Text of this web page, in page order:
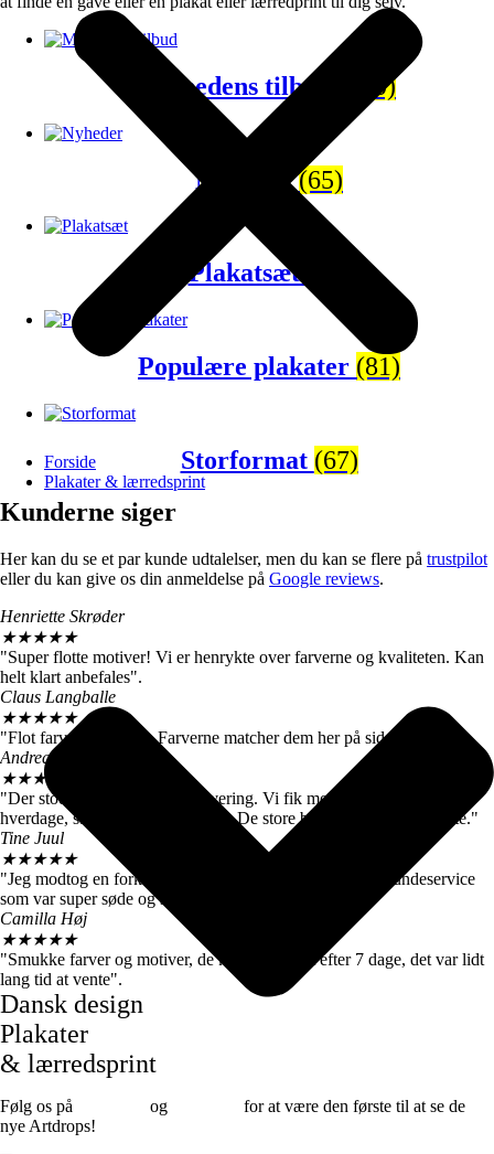
Forside
Plakater & lærredsprint
Månedens tilbud (120)
Nyheder(65)
Plakatsæt
Populære plakater (81)
Storformat (67)
Kunderne siger
Her kan du se et par kunde udtalelser, men du kan se flere på trustpilot
eller du kan give os din anmeldelse på Google reviews.
Henriette Skrøder
★★★★★
"Super flotte motiver! Vi er henrykte over farverne og kvaliteten. Kan
helt klart anbefales".
Claus Langballe
★★★★★
"Flot farvegengivelse. Farverne matcher dem her på siden".
Andreas W. Nielsen
★★★
"Der stod 4-6 hverdage ved levering. Vi fik motiverne efter 3
hverdage, så vi er meget tilfredse. De store billeder er virkelig flotte."
Tine Juul
★★★★★
"Jeg modtog en forkert plakat. Men fik hurtigt talt med kundeservice
som var super søde og sendte mig straks den rigtige".
Camilla Høj
★★★★★
"Smukke farver og motiver, de kom dog først efter 7 dage, det var lidt
lang tid at vente".
Dansk design
Plakater
& lærredsprint
Følg os på og
for at være den første til at se de
nye Artdrops!